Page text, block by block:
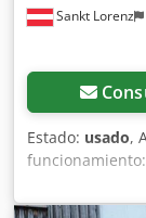
Sankt Lorenz
Estado: usado,
funcionamiento:
WhatsApp) *